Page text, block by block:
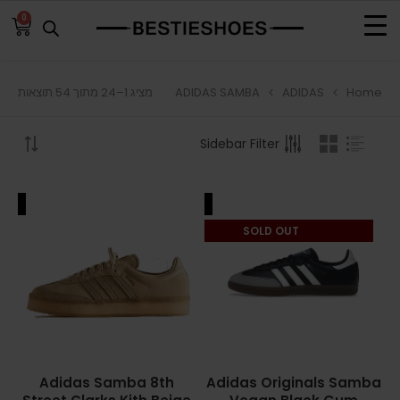
0
BROWSE
ADIDAS CAMPUS
ADIDAS FORUM
ADIDAS SL 72
Home
ADIDAS
ADIDAS SAMBA מציג 1–24 מתוך 54 תוצאות
Sidebar Filter
SOLD OUT
Adidas Originals Samba
Adidas Samba 8th